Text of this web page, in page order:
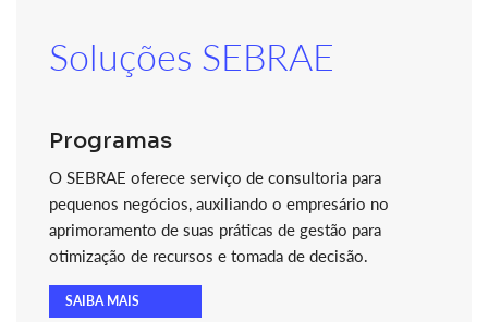
Soluções SEBRAE
Programas
O SEBRAE oferece serviço de consultoria para
pequenos negócios, auxiliando o empresário no
aprimoramento de suas práticas de gestão para
otimização de recursos e tomada de decisão.
SAIBA MAIS